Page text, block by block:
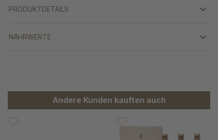
PRODUKTDETAILS
NÄHRWERTE
Produktgalerie überspringen
Andere Kunden kauften auch